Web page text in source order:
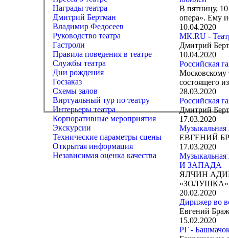
Награды театра
Дмитрий Бертман
Владимир Федосеев
Руководство театра
Гастроли
Правила поведения в театре
Службы театра
Дни рождения
Госзаказ
Схемы залов
Виртуальный тур по театру
Интерьеры театра
Корпоративные мероприятия
Экскурсии
Технические параметры сцены
Открытая информация
Независимая оценка качества
В пятницу,
опера». Ему
10.04.2020
МК.RU -
Дмитрий
10.04.2020
Российская
Московскому
состоящего
28.03.2020
Российская
Дмитрий
17.03.2020
ЕВГЕНИЙ
17.03.2020
И ЗАПАДА
ЯЛЧИН
20.02.2020
Дирижер во
Евгений
15.02.2020
РГ -